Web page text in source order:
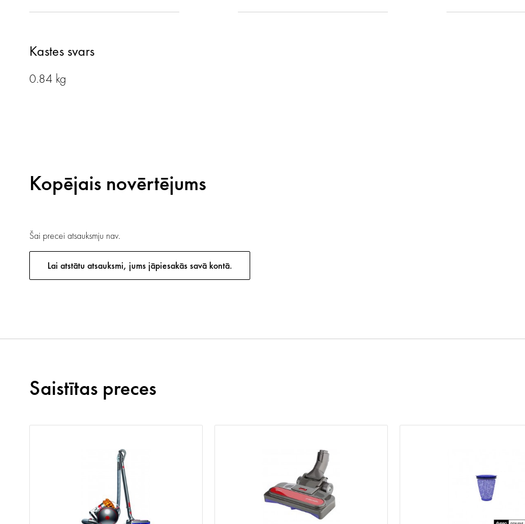
Kastes svars
0.84 kg
Kopējais novērtējums
Šai precei atsauksmju nav.
Lai atstātu atsauksmi, jums jāpiesakās savā kontā.
Saistītas preces